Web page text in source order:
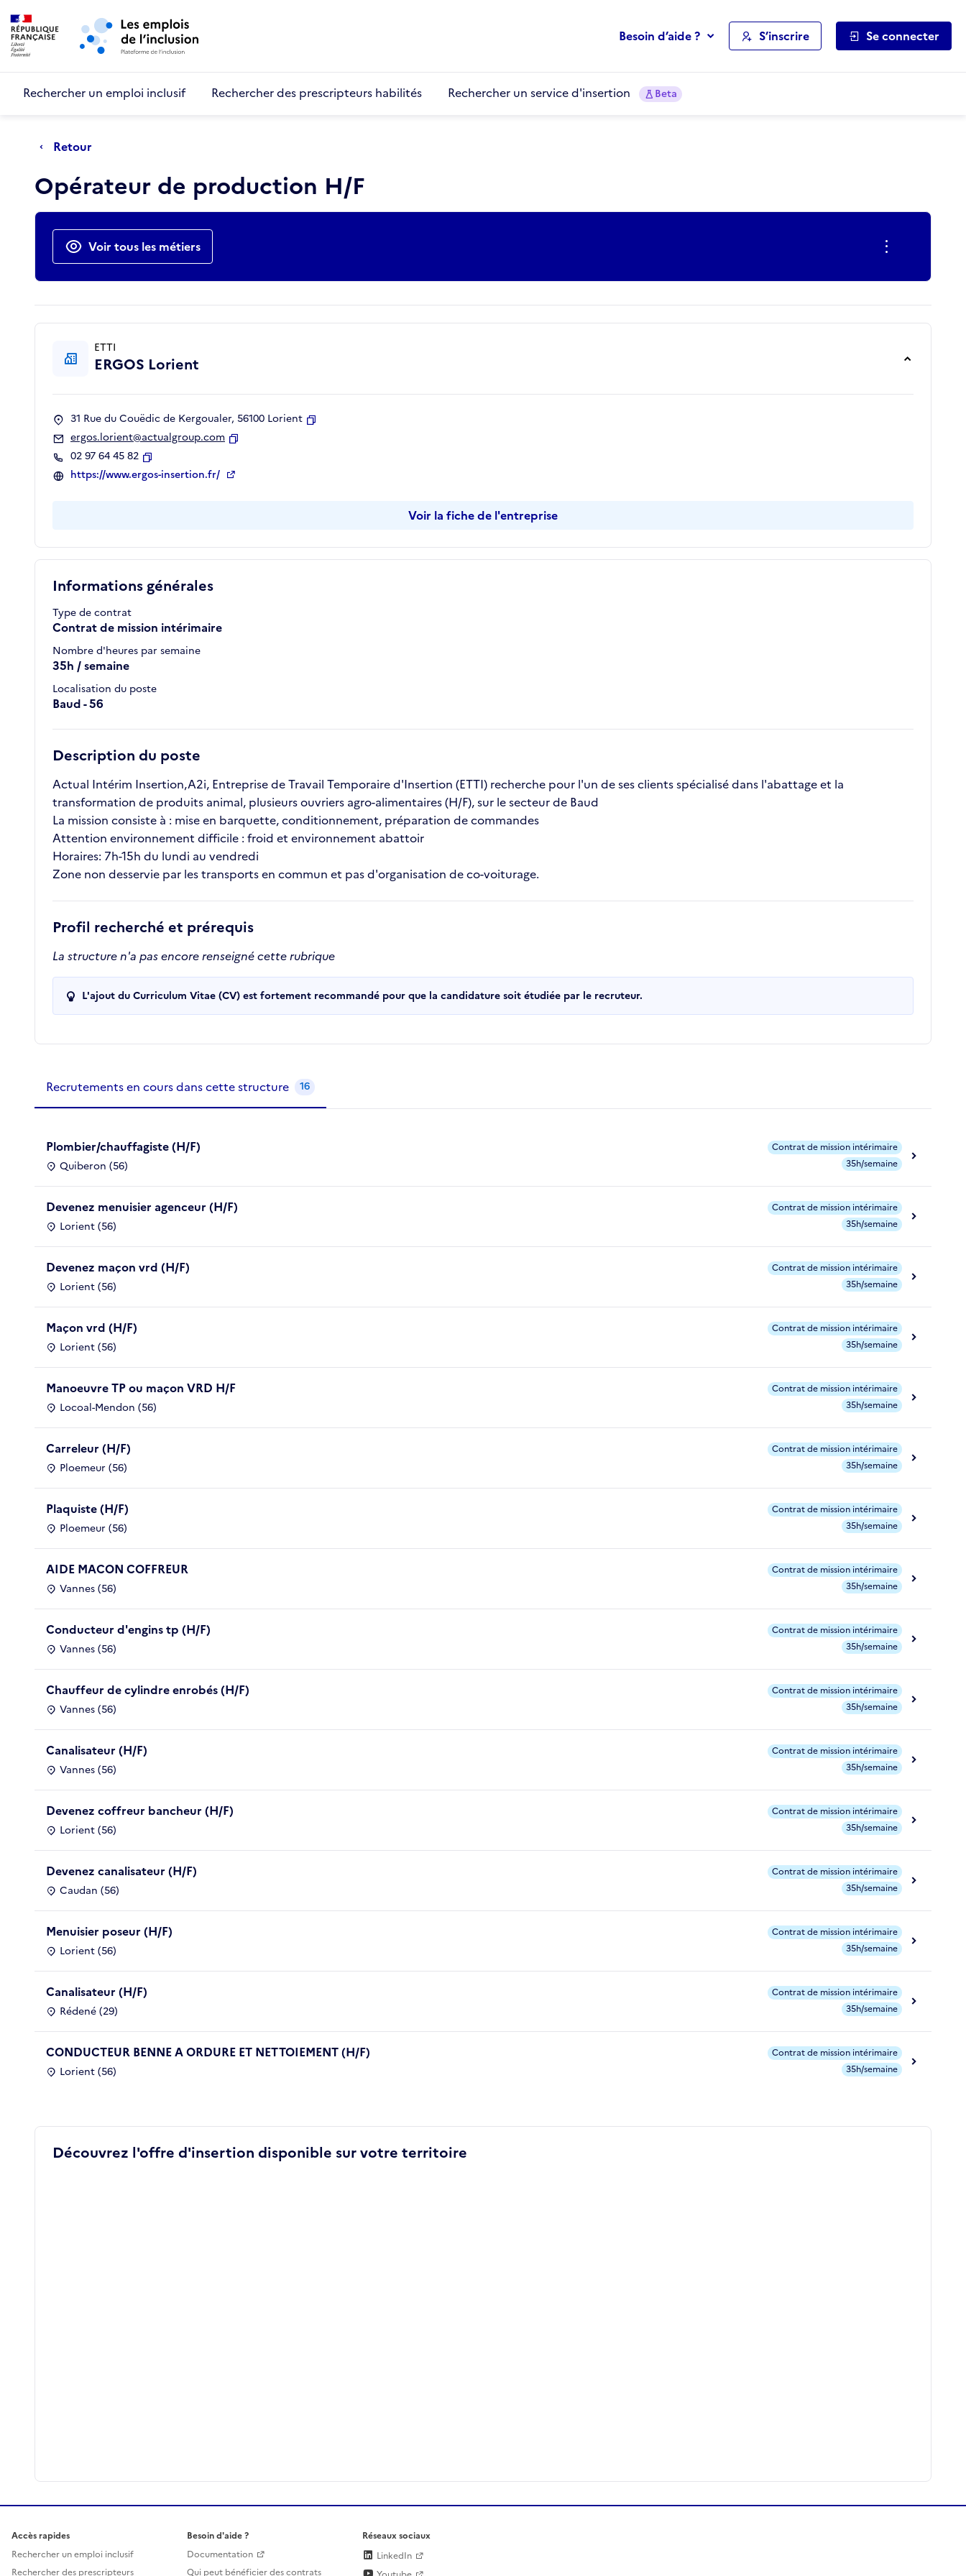
Aller au menu principal
Besoin d’aide ? S’inscrire Se connecter
Rechercher un emploi inclusif Rechercher des prescripteurs habilités Rechercher un service d'insertion Beta
Retour
Opérateur de production H/F
Actions rapides
Voir tous les métiers
Informations générales
Type de contrat
Contrat de mission intérimaire
Nombre d'heures par semaine
35h / semaine
Localisation du poste
Baud - 56
Description du poste
Actual Intérim Insertion,A2i, Entreprise de Travail Temporaire d'Insertion (ETTI) recherche pour l'un de ses clients spécialisé dans l'abattage et la
transformation de produits animal, plusieurs ouvriers agro-alimentaires (H/F), sur le secteur de Baud
La mission consiste à : mise en barquette, conditionnement, préparation de commandes
Attention environnement difficile : froid et environnement abattoir
Horaires: 7h-15h du lundi au vendredi
Zone non desservie par les transports en commun et pas d'organisation de co-voiturage.
Profil recherché et prérequis
La structure n'a pas encore renseigné cette rubrique
L'ajout du Curriculum Vitae (CV) est fortement recommandé pour que la candidature soit étudiée par le recruteur.
ETTI
ERGOS Lorient
31 Rue du Couëdic de Kergoualer, 56100 Lorient
ergos.lorient@actualgroup.com
02 97 64 45 82
Copier
https://www.ergos-insertion.fr/
Voir la fiche de l'entreprise
Recrutements de la structure
Recrutements en cours dans cette structure 16
Plombier/chauffagiste (H/F)
Quiberon (56)
Contrat de mission intérimaire
35h/semaine
Devenez menuisier agenceur (H/F)
Lorient (56)
Contrat de mission intérimaire
35h/semaine
Devenez maçon vrd (H/F)
Lorient (56)
Contrat de mission intérimaire
35h/semaine
Maçon vrd (H/F)
Lorient (56)
Contrat de mission intérimaire
35h/semaine
Manoeuvre TP ou maçon VRD H/F
Locoal-Mendon (56)
Contrat de mission intérimaire
35h/semaine
Carreleur (H/F)
Ploemeur (56)
Contrat de mission intérimaire
35h/semaine
Plaquiste (H/F)
Ploemeur (56)
Contrat de mission intérimaire
35h/semaine
AIDE MACON COFFREUR
Vannes (56)
Contrat de mission intérimaire
35h/semaine
Conducteur d'engins tp (H/F)
Vannes (56)
Contrat de mission intérimaire
35h/semaine
Chauffeur de cylindre enrobés (H/F)
Vannes (56)
Contrat de mission intérimaire
35h/semaine
Canalisateur (H/F)
Vannes (56)
Contrat de mission intérimaire
35h/semaine
Devenez coffreur bancheur (H/F)
Lorient (56)
Contrat de mission intérimaire
35h/semaine
Devenez canalisateur (H/F)
Caudan (56)
Contrat de mission intérimaire
35h/semaine
Menuisier poseur (H/F)
Lorient (56)
Contrat de mission intérimaire
35h/semaine
Canalisateur (H/F)
Rédené (29)
Contrat de mission intérimaire
35h/semaine
CONDUCTEUR BENNE A ORDURE ET NETTOIEMENT (H/F)
Lorient (56)
Contrat de mission intérimaire
35h/semaine
Découvrez l'offre d'insertion disponible sur votre territoire
Accès rapides
Rechercher un emploi inclusif
Rechercher des prescripteurs
Besoin d'aide ?
Documentation
Qui peut bénéficier des contrats
Réseaux sociaux
LinkedIn